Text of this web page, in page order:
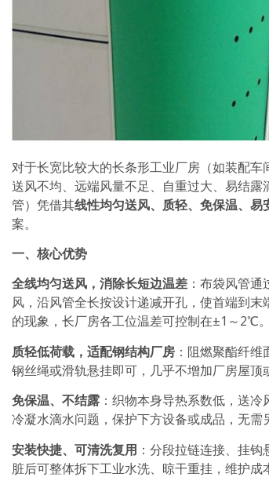
对于长宽比较大的长条形工业厂房（如装配
送风不均、远端风量不足、自重过大、易结
管）凭借其线性均匀送风、质轻、免保温、易
案。
一、核心优势
全线均匀送风，消除长短边温差 ：布袋风管
风，沿风管全长按设计递减开孔，使首端到
的现象，长厂房各工位温差可控制在±1～2℃。
质轻低荷载，适配钢结构厂房 ：阻燃聚酯纤
钢丝绳或滑轨悬挂即可，几乎不增加厂房屋顶
免保温、不结露 ：织物本身导热系数低，送
冷凝水滴水问题，保护下方设备或成品，无需
安装快捷、可清洗复用 ：分段拉链连接、挂
脏后可整体拆下工业水洗、晾干重挂，维护成